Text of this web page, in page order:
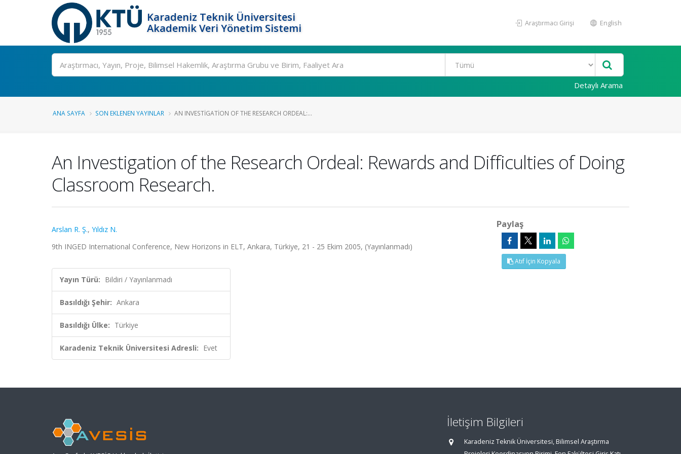
Karadeniz Teknik Üniversitesi
Akademik Veri Yönetim Sistemi
Araştırmacı Girişi English
Ara
Detaylı Arama
ANA SAYFA SON EKLENEN YAYINLAR AN INVESTIGATION OF THE RESEARCH ORDEAL:...
An Investigation of the Research Ordeal: Rewards and Difficulties of Doing
Classroom Research.
Arslan R. Ş., Yıldız N.
9th INGED International Conference, New Horizons in ELT, Ankara, Türkiye, 21 - 25 Ekim 2005, (Yayınlanmadı)
Yayın Türü: Bildiri / Yayınlanmadı
Basıldığı Şehir: Ankara
Basıldığı Ülke: Türkiye
Karadeniz Teknik Üniversitesi Adresli: Evet
Paylaş
Atıf İçin Kopyala
İletişim Bilgileri
Karadeniz Teknik Üniversitesi, Bilimsel Araştırma